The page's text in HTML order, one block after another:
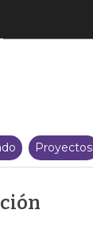
Proyectos